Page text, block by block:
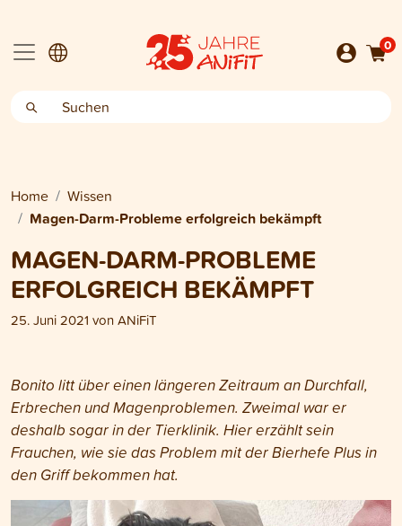
0
Home Wissen
Magen-Darm-Probleme erfolgreich bekämpft
MAGEN-DARM-PROBLEME
ERFOLGREICH BEKÄMPFT
25. Juni 2021 vonANiFiT
Bonito litt über einen längeren Zeitraum an Durchfall,
Erbrechen und Magenproblemen. Zweimal war er
deshalb sogar in der Tierklinik. Hier erzählt sein
Frauchen, wie sie das Problem mit der Bierhefe Plus in
den Griff bekommen hat.